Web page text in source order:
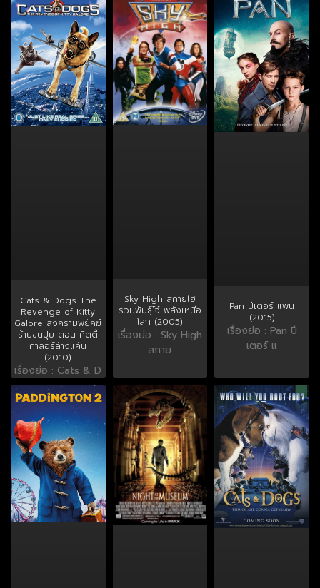
Cats & Dogs The
Revenge of Kitty
Galore สงครามพยัคฆ์
ร้ายขนปุย ตอน คิตตี้
กาลอร์ล้างแค้น
(2010)
เรื่องย่อ : Cats & D
Sky High สกายไฮ
รวมพันธุ์โจ๋ พลังเหนือ
โลก (2005)
เรื่องย่อ : Sky High
สกาย
Pan ปีเตอร์ แพน
(2015)
เรื่องย่อ : Pan ปี
เตอร์ แ